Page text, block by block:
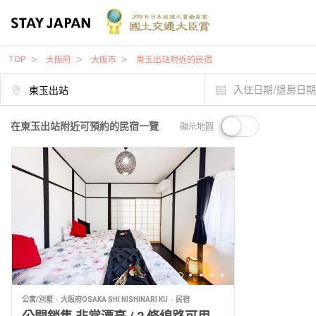
TOP 大阪府 大阪市 東玉出站附近的民宿
入住日期/退房日期
在東玉出站附近可預約的民宿一覽 顯示地圖
公寓/別墅 大阪府OSAKA SHI NISHINARI KU 民宿